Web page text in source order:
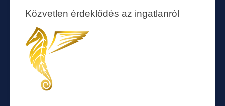
Közvetlen érdeklődés az ingatlanról